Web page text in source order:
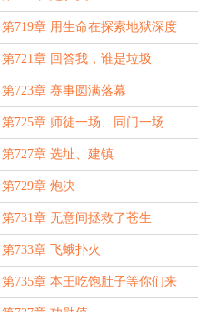
第719章 用生命在探索地狱深度
第721章 回答我，谁是垃圾
第723章 赛事圆满落幕
第725章 师徒一场、同门一场
第727章 选址、建镇
第729章 炮决
第731章 无意间拯救了苍生
第733章 飞蛾扑火
第735章 本王吃饱肚子等你们来